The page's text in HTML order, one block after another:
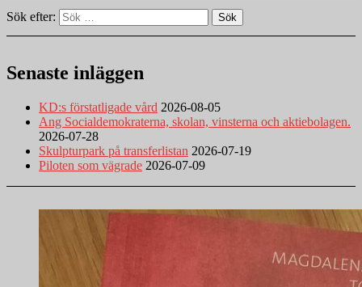
Sök efter: Sök
Senaste inläggen
KD:s förstatligade vård 2026-08-05
Ang Socialdemokraterna, skolan, vinsterna och aktiebolagen.
2026-07-28
Skulpturpark på transferlistan 2026-07-19
Piloten som vägrade 2026-07-09